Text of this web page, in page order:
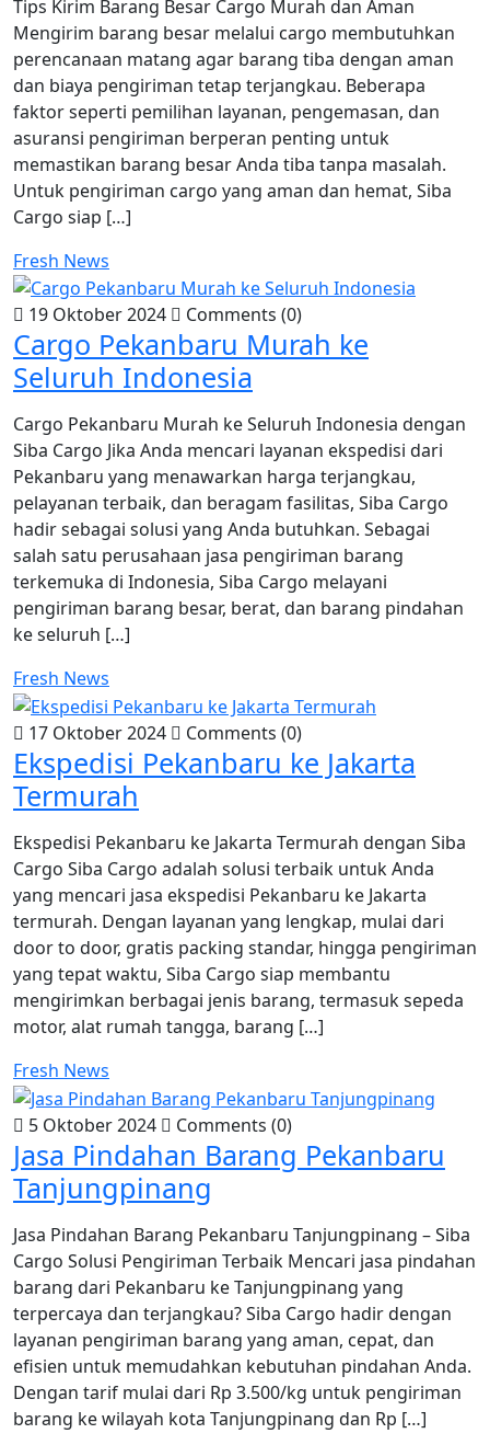
Tips Kirim Barang Besar Cargo Murah dan Aman
Mengirim barang besar melalui cargo membutuhkan
perencanaan matang agar barang tiba dengan aman
dan biaya pengiriman tetap terjangkau. Beberapa
faktor seperti pemilihan layanan, pengemasan, dan
asuransi pengiriman berperan penting untuk
memastikan barang besar Anda tiba tanpa masalah.
Untuk pengiriman cargo yang aman dan hemat, Siba
Cargo siap […]
Fresh News
19 Oktober 2024 Comments (0)
Cargo Pekanbaru Murah ke
Seluruh Indonesia
Cargo Pekanbaru Murah ke Seluruh Indonesia dengan
Siba Cargo Jika Anda mencari layanan ekspedisi dari
Pekanbaru yang menawarkan harga terjangkau,
pelayanan terbaik, dan beragam fasilitas, Siba Cargo
hadir sebagai solusi yang Anda butuhkan. Sebagai
salah satu perusahaan jasa pengiriman barang
terkemuka di Indonesia, Siba Cargo melayani
pengiriman barang besar, berat, dan barang pindahan
ke seluruh […]
Fresh News
17 Oktober 2024 Comments (0)
Ekspedisi Pekanbaru ke Jakarta
Termurah
Ekspedisi Pekanbaru ke Jakarta Termurah dengan Siba
Cargo Siba Cargo adalah solusi terbaik untuk Anda
yang mencari jasa ekspedisi Pekanbaru ke Jakarta
termurah. Dengan layanan yang lengkap, mulai dari
door to door, gratis packing standar, hingga pengiriman
yang tepat waktu, Siba Cargo siap membantu
mengirimkan berbagai jenis barang, termasuk sepeda
motor, alat rumah tangga, barang […]
Fresh News
5 Oktober 2024 Comments (0)
Jasa Pindahan Barang Pekanbaru
Tanjungpinang
Jasa Pindahan Barang Pekanbaru Tanjungpinang – Siba
Cargo Solusi Pengiriman Terbaik Mencari jasa pindahan
barang dari Pekanbaru ke Tanjungpinang yang
terpercaya dan terjangkau? Siba Cargo hadir dengan
layanan pengiriman barang yang aman, cepat, dan
efisien untuk memudahkan kebutuhan pindahan Anda.
Dengan tarif mulai dari Rp 3.500/kg untuk pengiriman
barang ke wilayah kota Tanjungpinang dan Rp […]